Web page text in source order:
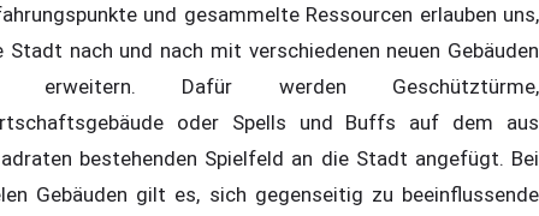
und gesammelte Ressourcen erlauben uns,
Stadt nach und nach mit verschiedenen neuen Gebäuden
erweitern. Dafür werden Geschütztürme,
oder Spells und Buffs auf dem aus
bestehenden Spielfeld an die Stadt angefügt. Bei
Gebäuden gilt es, sich gegenseitig zu beeinflussende